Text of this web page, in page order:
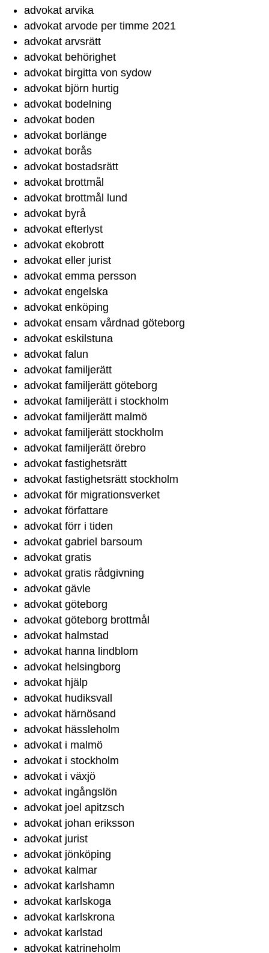
advokat arvika
advokat arvode per timme 2021
advokat arvsrätt
advokat behörighet
advokat birgitta von sydow
advokat björn hurtig
advokat bodelning
advokat boden
advokat borlänge
advokat borås
advokat bostadsrätt
advokat brottmål
advokat brottmål lund
advokat byrå
advokat efterlyst
advokat ekobrott
advokat eller jurist
advokat emma persson
advokat engelska
advokat enköping
advokat ensam vårdnad göteborg
advokat eskilstuna
advokat falun
advokat familjerätt
advokat familjerätt göteborg
advokat familjerätt i stockholm
advokat familjerätt malmö
advokat familjerätt stockholm
advokat familjerätt örebro
advokat fastighetsrätt
advokat fastighetsrätt stockholm
advokat för migrationsverket
advokat författare
advokat förr i tiden
advokat gabriel barsoum
advokat gratis
advokat gratis rådgivning
advokat gävle
advokat göteborg
advokat göteborg brottmål
advokat halmstad
advokat hanna lindblom
advokat helsingborg
advokat hjälp
advokat hudiksvall
advokat härnösand
advokat hässleholm
advokat i malmö
advokat i stockholm
advokat i växjö
advokat ingångslön
advokat joel apitzsch
advokat johan eriksson
advokat jurist
advokat jönköping
advokat kalmar
advokat karlshamn
advokat karlskoga
advokat karlskrona
advokat karlstad
advokat katrineholm